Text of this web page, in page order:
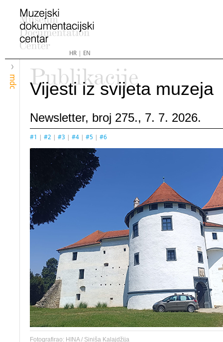
HR| EN
mdc
Publikacije
Vijesti iz svijeta muzeja
Newsletter, broj 275., 7. 7. 2026.
#1 #2 #3 #4 #5 #6
Fotografirao: HINA / Siniša Kalajdžija